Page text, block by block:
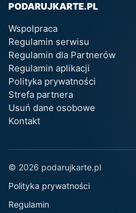
PODARUJKARTE.PL
Wspolpraca
Regulamin serwisu
Regulamin dla Partnerów
Regulamin aplikacji
Polityka prywatności
Strefa partnera
Usuń dane osobowe
Kontakt
© 2026 podarujkarte.pl
Polityka prywatności
Regulamin